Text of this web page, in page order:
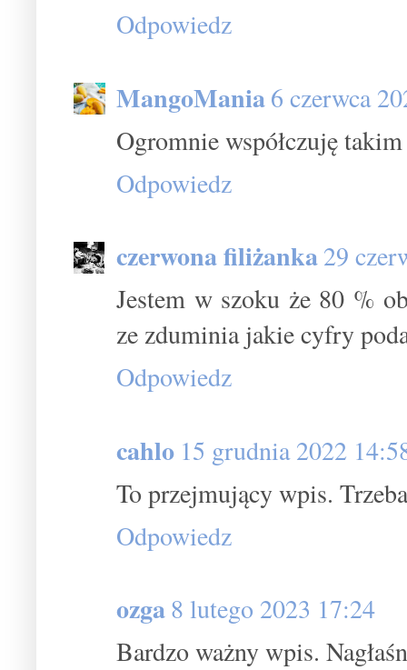
Odpowiedz
MangoMania6 czerwca
Ogromnie współczuję
Odpowiedz
czerwona filiżanka29
Jestem w szoku że 80 %
ze zduminia jakie cyfry
Odpowiedz
cahlo 15 grudnia 2022
To przejmujący wpis.
Odpowiedz
ozga8 lutego 2023 17:24
Bardzo ważny wpis.